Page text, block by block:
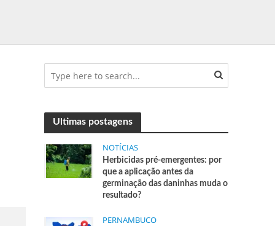
Ultimas postagens
NOTÍCIAS
Herbicidas pré-emergentes: por
que a aplicação antes da
germinação das daninhas muda o
resultado?
PERNAMBUCO